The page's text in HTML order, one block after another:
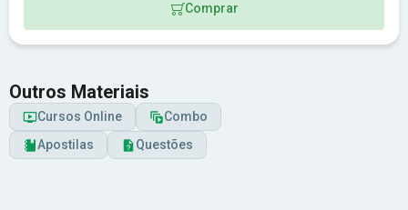
Comprar
Outros Materiais
Cursos Online
Combo
Apostilas
Questões